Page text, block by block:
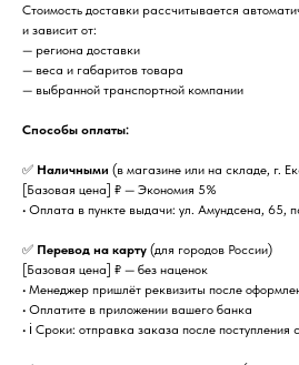
Стоимость доставки рассчитывается
и зависит от:
— региона доставки
— веса и габаритов товара
— выбранной транспортной компании
Способы оплаты:
✅ Наличными (в магазине или на складе, г.
[Базовая цена] ₽ — Экономия 5%
• Оплата в пункте выдачи: ул. Амундсена, 65,
✅ Перевод на карту (для городов России)
[Базовая цена] ₽ — без наценок
• Менеджер пришлёт реквизиты после
• Оплатите в приложении вашего банка
• ℹ️ Сроки: отправка заказа после поступления